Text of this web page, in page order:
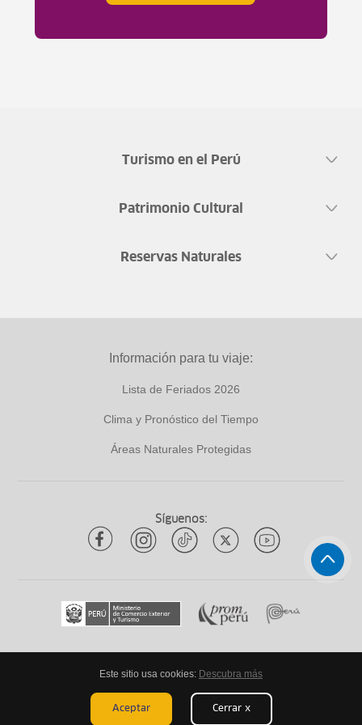
Turismo en el Perú
Patrimonio Cultural
Reservas Naturales
Información para tu viaje:
Lista de Feriados 2026
Clima y Pronóstico del Tiempo
Áreas Naturales Protegidas
Síguenos:
Todos los derechos reservadosytuqueplanes 2026
Este sitio usa cookies: Descubra más
Aceptar Cerrar x